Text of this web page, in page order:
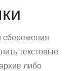
сбережения
текстовые
либо